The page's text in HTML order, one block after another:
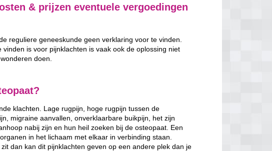
& prijzen eventuele vergoedingen
reguliere geneeskunde geen verklaring voor te vinden.
is voor pijnklachten is vaak ook de oplossing niet
doen.
klachten. Lage rugpijn, hoge rugpijn tussen de
migraine aanvallen, onverklaarbare buikpijn, het zijn
nabij zijn en hun heil zoeken bij de osteopaat. Een
in het lichaam met elkaar in verbinding staan.
dan kan dit pijnklachten geven op een andere plek dan je